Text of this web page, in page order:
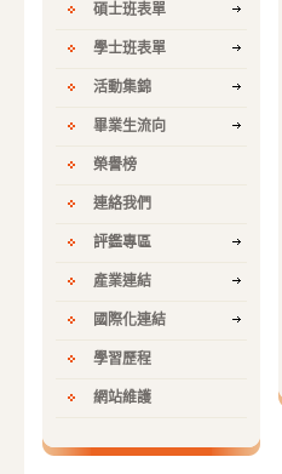
碩士班表單
學士班表單
活動集錦
畢業生流向
榮譽榜
連絡我們
評鑑專區
產業連結
國際化連結
學習歷程
網站維護